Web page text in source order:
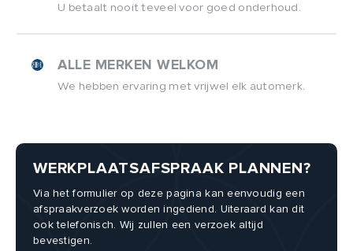
U betaalt nooit teveel voor goed onderhoud.
ALLE MERKEN WELKOM
We hebben ervaring met vrijwel elk automerk.
WERKPLAATSAFSPRAAK PLANNEN?
Via het formulier op deze pagina kan eenvoudig een
afspraakverzoek worden ingediend. Uiteraard kan dit
ook telefonisch. Wij zullen een verzoek altijd
bevestigen.